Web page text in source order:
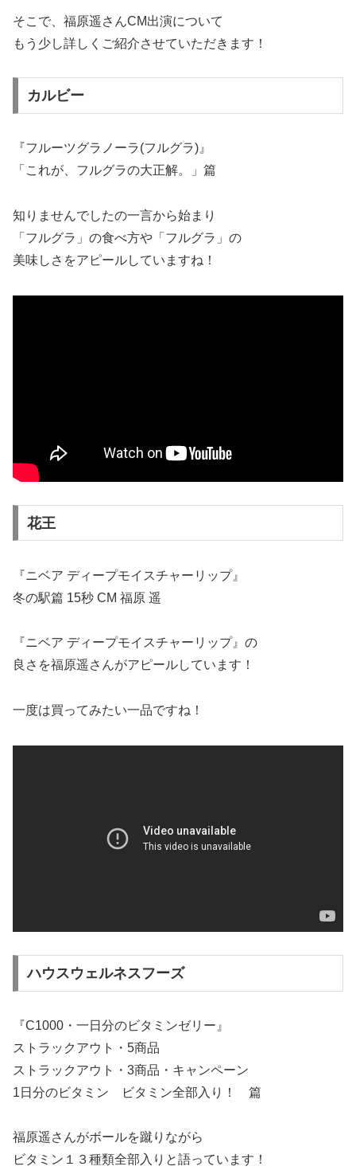
そこで、福原遥さんCM出演について
もう少し詳しくご紹介させていただきます！
カルビー
『フルーツグラノーラ(フルグラ)』
「これが、フルグラの大正解。」篇
知りませんでしたの一言から始まり
「フルグラ」の食べ方や「フルグラ」の
美味しさをアピールしていますね！
花王
『ニベア ディープモイスチャーリップ』
冬の駅篇 15秒 CM 福原 遥
『ニベア ディープモイスチャーリップ』の
良さを福原遥さんがアピールしています！
一度は買ってみたい一品ですね！
ハウスウェルネスフーズ
『C1000・一日分のビタミンゼリー』
ストラックアウト・5商品
ストラックアウト・3商品・キャンペーン
1日分のビタミン ビタミン全部入り！ 篇
福原遥さんがボールを蹴りながら
ビタミン１３種類全部入りと語っています！